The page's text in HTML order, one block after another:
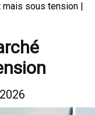
mais sous tension |